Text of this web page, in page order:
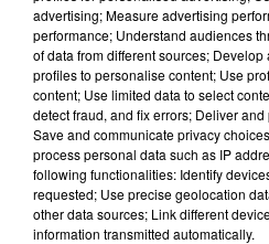
5h09
5h09
DIDO
Here With Me
5h06
5h06
JULIETTE
advertising; Measure advertising
performance; Understand audiences
of data from different sources;
profiles to personalise content; Use
content; Use limited data to select
detect fraud, and fix errors; Deliver
Save and communicate privacy
process personal data such as IP
following functionalities: Identify
requested; Use precise geolocation
other data sources; Link different
information transmitted automatically.